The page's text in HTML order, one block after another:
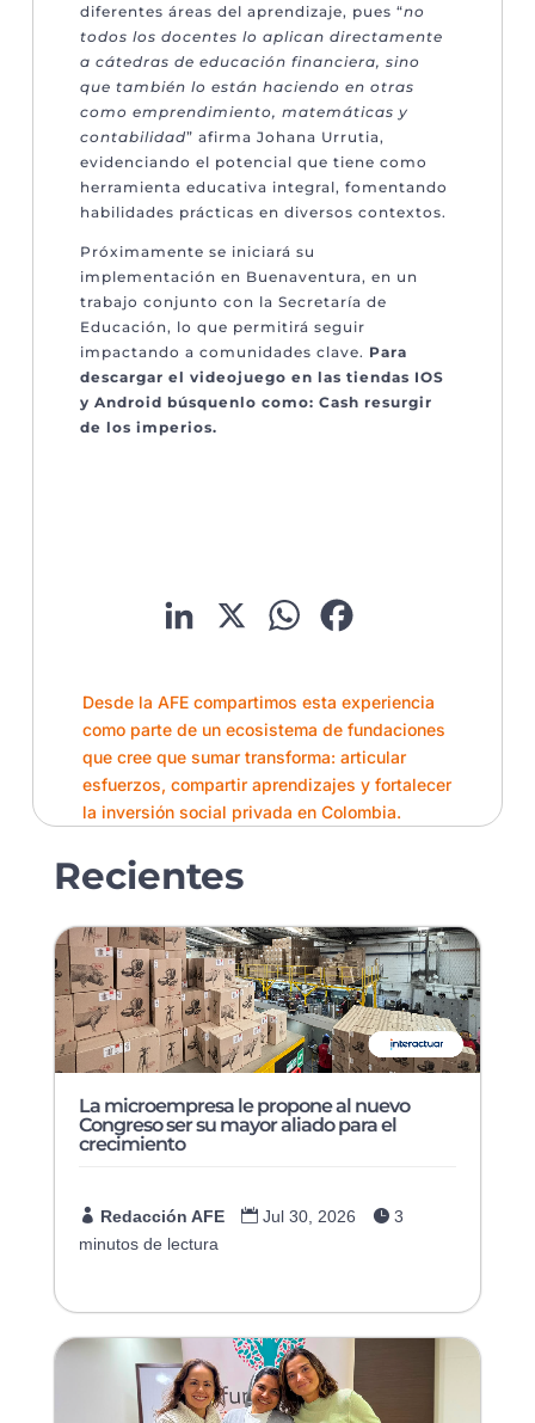
diferentes áreas del aprendizaje, pues “no
todos los docentes lo aplican directamente
a cátedras de educación financiera, sino
que también lo están haciendo en otras
como emprendimiento, matemáticas y
contabilidad” afirma Johana Urrutia,
evidenciando el potencial que tiene como
herramienta educativa integral, fomentando
habilidades prácticas en diversos contextos.
Próximamente se iniciará su
implementación en Buenaventura, en un
trabajo conjunto con la Secretaría de
Educación, lo que permitirá seguir
impactando a comunidades clave. Para
descargar el videojuego en las tiendas IOS
y Android búsquenlo como: Cash resurgir
de los imperios.
LinkedIn WhatsApp
Desde la AFE compartimos esta experiencia
como parte de un ecosistema de fundaciones
que cree que sumar transforma: articular
esfuerzos, compartir aprendizajes y fortalecer
la inversión social privada en Colombia.
Recientes
La microempresa le propone al nuevo
Congreso ser su mayor aliado para el
crecimiento
 Redacción AFE  Jul 30, 2026  3
minutos de lectura